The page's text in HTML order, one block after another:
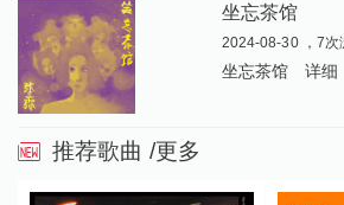
坐忘茶馆
2024-08-30 ，7次
坐忘茶馆 详细
推荐歌曲 /更多